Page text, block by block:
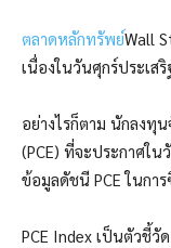
ตลาดหลักทรัพย์Wall
เนื่องในวันศุกร์ประเสริ
อย่างไรก็ตาม นักลงทุ
(PCE) ที่จะประกาศใ
ข้อมูลดัชนี PCE ในกา
PCE Index เป็นตัวชี้วั